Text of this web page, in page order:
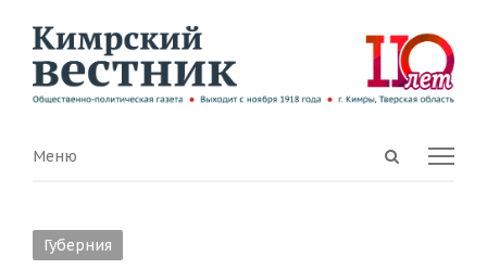
Open
Menu
Меню
Губерния